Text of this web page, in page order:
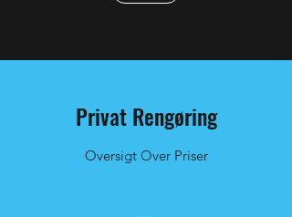
Privat Rengøring
Oversigt Over Priser